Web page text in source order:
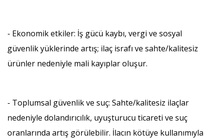
- Ekonomik etkiler: İş gücü kaybı, vergi ve sosyal
güvenlik yüklerinde artış; ilaç israfı ve sahte/kalitesiz
ürünler nedeniyle mali kayıplar oluşur.
- Toplumsal güvenlik ve suç: Sahte/kalitesiz ilaçlar
nedeniyle dolandırıcılık, uyuşturucu ticareti ve suç
oranlarında artış görülebilir. İlacın kötüye kullanımıyla